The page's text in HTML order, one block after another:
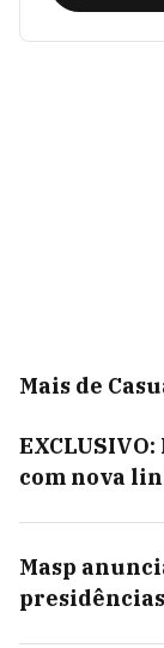
Mais de
com nova
Masp